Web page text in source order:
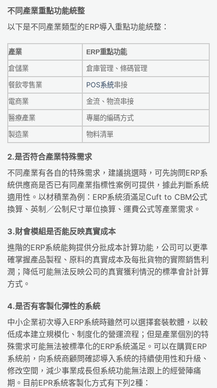
不同產業重點功能統整
以下是不同產業類型的ERP導入重點功能統整：
產業 ERP重點功能
倉儲業 倉庫管理、條碼管理
餐飲零售業 POS系統串接
電商業 金流、物流串接
醫療產業 專屬的編碼方式
製造業 物料清單
2.是否符合產業特殊需求
不同產業有各自的特殊需求，建議挑選時，可先詢問ERP系
統供應商是否已有同產業指標性案例可提供，據此判斷系統
適用性。以材積業為例：ERP系統須滿足Cuft to CBM公式
換算、英制／公制尺寸單位換算、運費公式等產業需求。
3.財會模組是否能反映真實成本
進階的ERP系統能夠提供分批成本計算功能，公司可以更準
確掌握產品製程、原料的真實成本及每批貨物的實際銷售利
潤；降低可能無法反映公司的真實獲利情況的標準會計計算
方式。
4.是否有客製化彈性的系統
中小企業初次導入ERP系統時雖然可以選擇套裝軟體，以較
低成本建立規模化、制度化的營運流程；但是產業個別的特
殊需求可能無法被標準化的ERP系統滿足。可以在購買ERP
系統前，向系統商顧問確認導入系統的持續使用性和升級、
修改空間，減少事業成長但系統功能無法跟上的經營陣痛
期。目前EPR系統客製化方式有下列2種：